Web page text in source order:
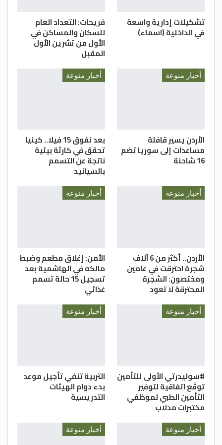
تشكيلات إدارية واسعة
في الداخلية (اسماء)
فريحات: التعداد العام
للسكان والمساكن في
الأول من تشرين الأول
المقبل
أخبار منوعة
الأردن يسير قافلة
مساعدات إلى سوريا تضم
16 شاحنة
أخبار منوعة
بعد نفوق 15 فيلا.. كينيا
تحقق في كارثة بيئية
ناتجة عن التسمم
بالسيانيد
أخبار منوعة
الأردن.. أكثر من 6 آلاف
شجرة احترقت في عامين
ومختصون: الشجرة
المحترقة لا تعود
أخبار منوعة
الأمن: إغلاق مطعم وضبط
مالكه في الهاشمية بعد
تسجيل 15 حالة تسمم
غذائي
أخبار منوعة
#سوليدرتي الأولى للتأمين
توقّع اتفاقية لتوفير
التأمين الطبي لموظفي
مختبرات مدلاب
أخبار منوعة
التربية تنفي تأجيل موعد
بدء دوام الهيئات
التدريسية
أخبار منوعة أخبار منوعة